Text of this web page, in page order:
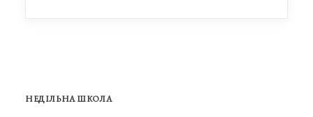
НЕДІЛЬНА ШКОЛА